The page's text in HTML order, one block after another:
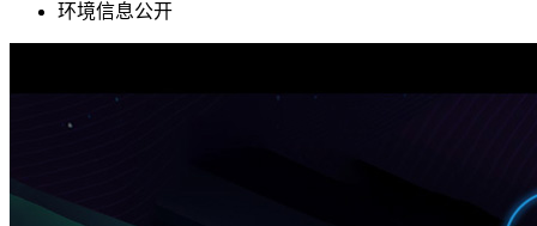
环境信息公开